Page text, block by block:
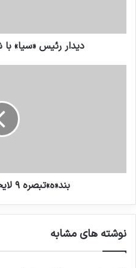
دیدار رئیس «سیا»
بند«ه»تبصره ۹ لایحه بودجه سال۹۷
نوشته های مشابه